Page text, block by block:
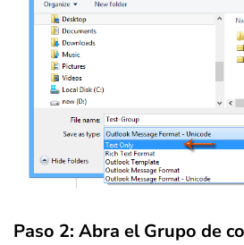
Paso 2: Abra el Grupo de